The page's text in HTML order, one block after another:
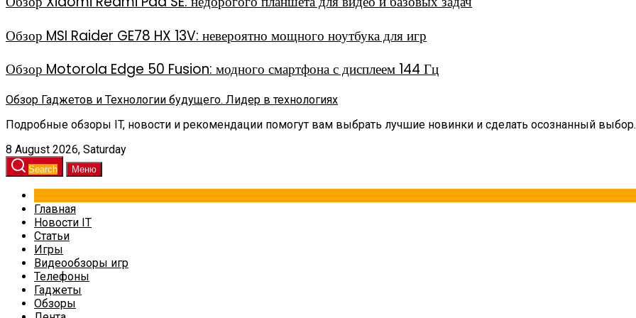
Обзор MSI Raider GE78 HX 13V: невероятно мощного ноутбука для игр
Обзор Motorola Edge 50 Fusion: модного смартфона с дисплеем 144 Гц
Обзор Гаджетов и Технологии будущего. Лидер в технологиях
Подробные обзоры IT, новости и рекомендации помогут вам выбрать лучшие новинки и сделать осознанный выбор.
8 August 2026, Saturday
Search Меню
Главная
Новости IT
Статьи
Игры
Видеообзоры игр
Телефоны
Гаджеты
Обзоры